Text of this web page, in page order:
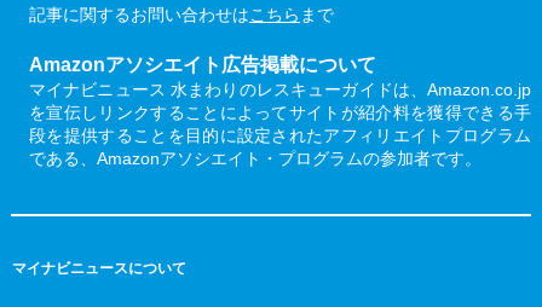
記事に関するお問い合わせはこちら まで
Amazonアソシエイト広告掲載について
マイナビニュース 水まわりのレスキューガイドは、Amazon.co.jp
を宣伝しリンクすることによってサイトが紹介料を獲得できる手
段を提供することを目的に設定されたアフィリエイトプログラム
である、Amazonアソシエイト・プログラムの参加者です。
マイナビニュースについて